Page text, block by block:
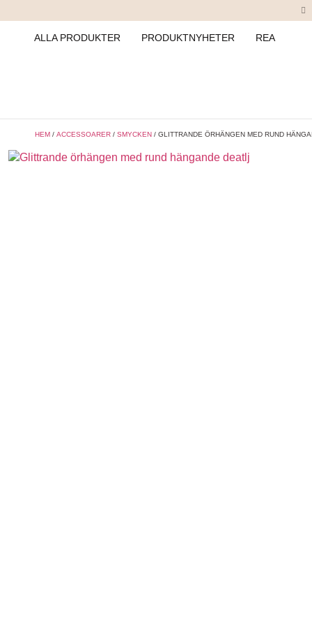
ALLA PRODUKTER PRODUKTNYHETER REA
HEM / ACCESSOARER / SMYCKEN / GLITTRANDE ÖRHÄNGEN MED RUND